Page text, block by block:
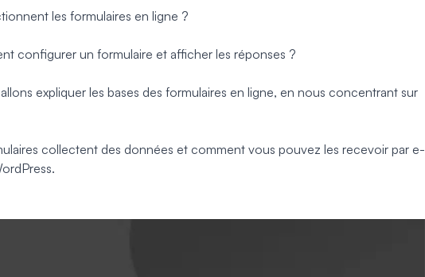
les formulaires en ligne ?
configurer un formulaire et afficher les réponses ?
expliquer les bases des formulaires en ligne, en nous concentrant sur
collectent des données et comment vous pouvez les recevoir par e-